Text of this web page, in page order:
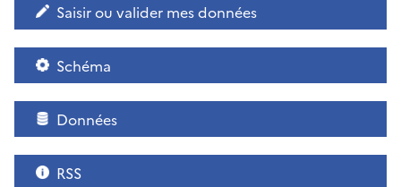
Saisir ou valider mes données
Schéma
Données
RSS